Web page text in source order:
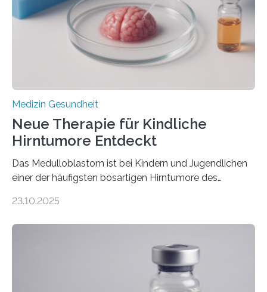
hypertrophe Kardiomyopathie (HCM) ist die häufigste
erblich bedingte Herzerkrankung. Sie führt dazu, dass
sich die linke Herzkammer verdickt, der Herzmuskel zu
stark kontrahiert…
Medizin Gesundheit
Neue Therapie für Kindliche
Hirntumore Entdeckt
Das Medulloblastom ist bei Kindern und Jugendlichen
einer der häufigsten bösartigen Hirntumore des
Betroffenen können mit heutigen Methoden geheilt
Dringend benötigt werden zielgerichtete Therapien, die
nur Tumorschwachstellen angreifen und normales
Gewebe verschonen. Forschende um Daniel Merk vom
23.10.2025